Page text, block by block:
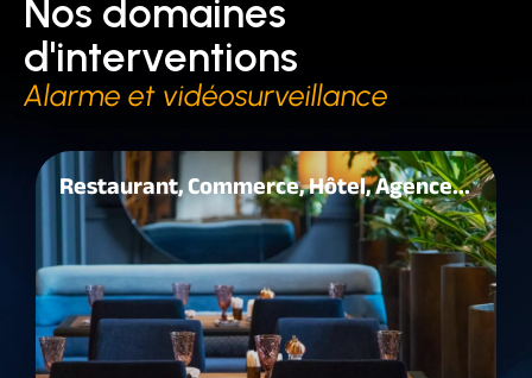
Nos domaines
d'interventions
Alarme et vidéosurveillance
Restaurant, Commerce, Hôtel, Agence...